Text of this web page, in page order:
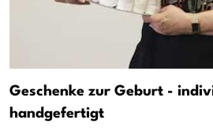
Geschenke zur Geburt -
handgefertigt